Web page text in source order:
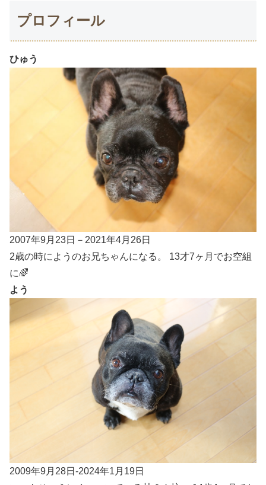
プロフィール
ひゅう
2007年9月23日－2021年4月26日
2歳の時にようのお兄ちゃんになる。 13才7ヶ月でお空組
に🌈
よう
2009年9月28日-2024年1月19日